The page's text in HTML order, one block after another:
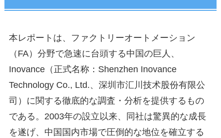
本レポートは、ファクトリーオートメーション
（FA）分野で急速に台頭する中国の巨人、
Inovance（正式名称：Shenzhen Inovance
Technology Co., Ltd.、深圳市汇川技术股份有限公
司）に関する徹底的な調査・分析を提供するもの
である。2003年の設立以来、同社は驚異的な成長
を遂げ、中国国内市場で圧倒的な地位を確立する